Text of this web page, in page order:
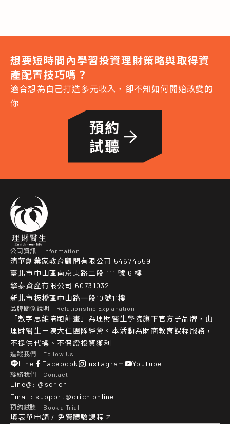
想要短時間內學習投資理財策略與取得資
產配置技巧嗎？
適合想為自己打造多元收入，卻不知如何開始改變的
你
預約
試聽
公司資訊｜Information
清華創業家教育顧問有限公司 54674559
臺北市中山區南京東路二段 111 號 6 樓
擎泰資產有限公司 60731032
新北市板橋區中山路一段10號11樓
品牌關係說明｜Relationship Explanation
「數字思維陪跑計畫」為理財醫生學院旗下官方子品牌，由
理財醫生－陳大仁團隊經營。本活動為財商教育課程服務，
不提供代操、不保證投資獲利
追蹤我們｜Follow Us
Line Facebook Instagram Youtube
聯絡我們｜Contact
Line@: @sdrich
Email: support@drich.online
預約試聽｜Book a Trial
填表單申請 / 免費體驗課程